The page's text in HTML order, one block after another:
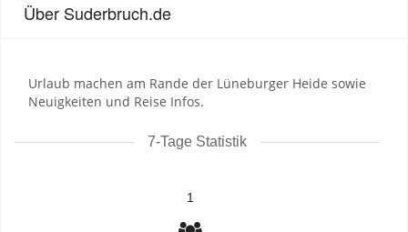
Über Suderbruch.de
Urlaub machen am Rande der Lüneburger Heide sowie
Neuigkeiten und Reise Infos.
7-Tage Statistik
1